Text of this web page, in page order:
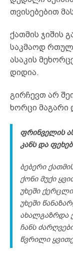
თვისებებით
ქათმის ჯიშის
საკმაოდ
ასაკის
დიდია.
გირჩევთ არ
ხორცი მაგარი
ფრინველის
კანს და
ბებერი
ქონი მუქი
უხეში
უხეში
ახალგაზრდა
ჩანს
წვრილი